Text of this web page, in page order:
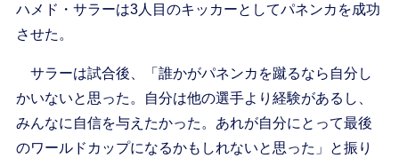
ハメド・サラーは3人目のキッカーとしてパネンカを成功
させた。
サラーは試合後、「誰かがパネンカを蹴るなら自分し
かいないと思った。自分は他の選手より経験があるし、
みんなに自信を与えたかった。あれが自分にとって最後
のワールドカップになるかもしれないと思った」と振り